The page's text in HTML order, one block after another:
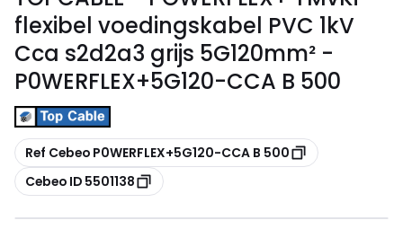
flexibel voedingskabel PVC 1kV
Cca s2d2a3 grijs 5G120mm² -
P0WERFLEX+5G120-CCA B 500
Kopiëren
Ref Cebeo P0WERFLEX+5G120-CCA B 500
Kopiëren
Cebeo ID 5501138